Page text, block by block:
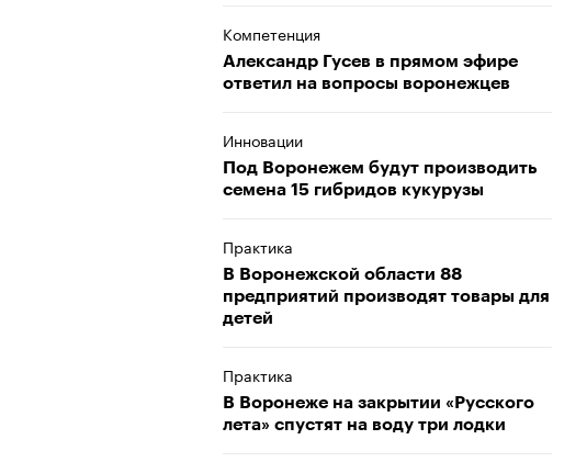
Компетенция
Александр Гусев в прямом эфире
ответил на вопросы воронежцев
Инновации
Под Воронежем будут производить
семена 15 гибридов кукурузы
Практика
В Воронежской области 88
предприятий производят товары для
детей
Практика
В Воронеже на закрытии «Русского
лета» спустят на воду три лодки